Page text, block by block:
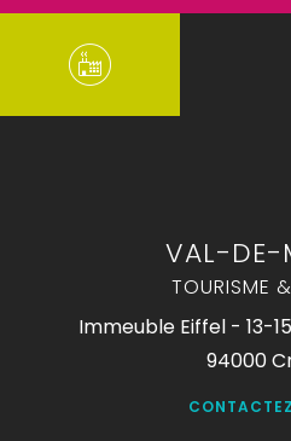
VAL-DE-
TOURISME
Immeuble Eiffel - 13-
94000